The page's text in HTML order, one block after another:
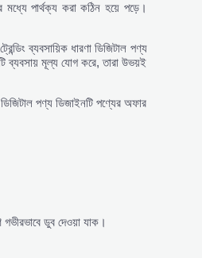
মধ্যে পার্থক্য করা কঠিন হয়ে পড়ে।
ব্যবসায়িক ধারণা ডিজিটাল পণ্য
ব্যবসায় মূল্য যোগ করে, তারা উভয়ই
পণ্য ডিজাইনটি পণ্যের অফার
ডুব দেওয়া যাক।